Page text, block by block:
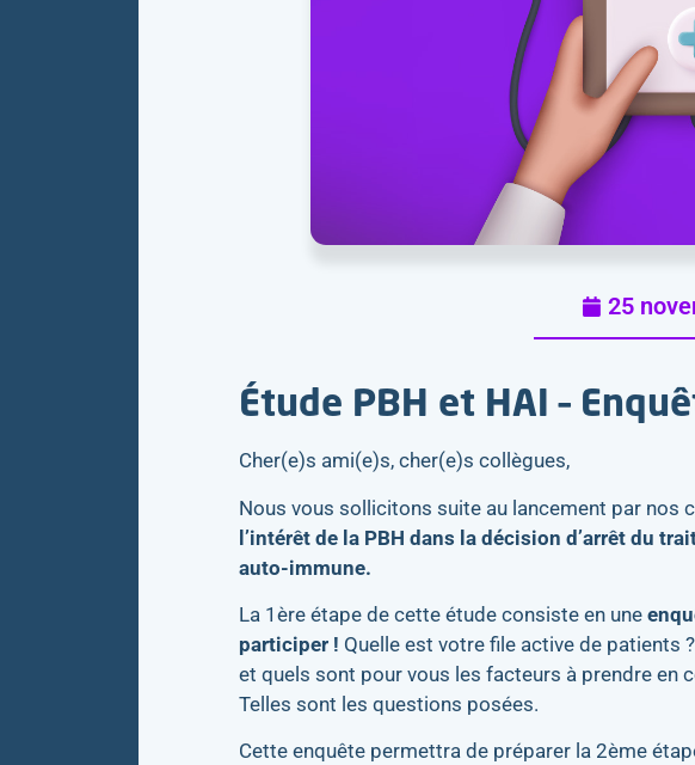
25
Étude PBH et HAI –
Cher(e)s ami(e)s, cher(e)s collègues,​
Nous vous sollicitons suite au lancement par nos
l’intérêt de la PBH dans la décision d’arrêt du
auto-immune.
La 1ère étape de cette étude consiste en une
participer ! Quelle est votre file active de patients
et quels sont pour vous les facteurs à prendre en
Telles sont les questions posées.
Cette enquête permettra de préparer la 2ème